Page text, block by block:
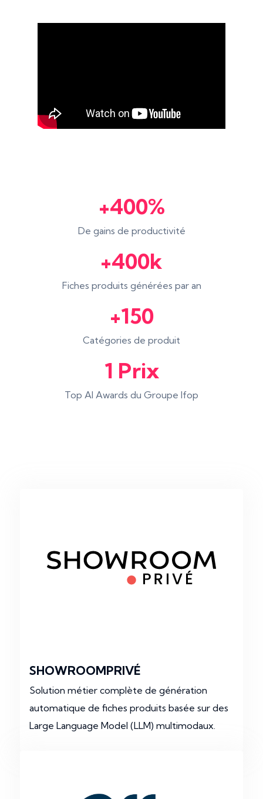
+400%
De gains de productivité
+400k
Fiches produits générées par an
+150
Catégories de produit
1 Prix
Top AI Awards du Groupe Ifop
SHOWROOMPRIVÉ
Solution métier complète de génération
automatique de fiches produits basée sur des
Large Language Model (LLM) multimodaux.